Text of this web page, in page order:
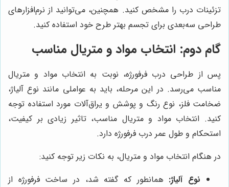
تزئینات درب را مشخص کنید. همچنین، می‌توانید از نرم‌افزارهای
طراحی سه‌بعدی برای تجسم بهتر طرح خود استفاده کنید.
گام دوم: انتخاب مواد و متریال مناسب
پس از طراحی درب فرفورژه، نوبت به انتخاب مواد و متریال
مناسب می‌رسد. در این مرحله، باید به عواملی مانند نوع آلیاژ،
ضخامت فلز، نوع رنگ و پوشش و یراق‌آلات مورد استفاده توجه
کنید. انتخاب مواد و متریال مناسب، تاثیر زیادی بر کیفیت،
استحکام و طول عمر درب فرفورژه دارد.
در هنگام انتخاب مواد و متریال، به نکات زیر توجه کنید:
نوع آلیاژ: همانطور که گفته شد، در ساخت فرفورژه از